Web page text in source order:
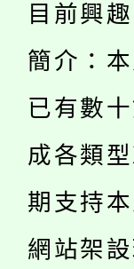
心
系
程
學
學
版
淨
公
代
「
車
桃
生
公
目前興
簡介：
已有數
成各類
期支持
網站架設